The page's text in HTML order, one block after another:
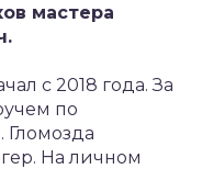
мастера
с 2018 года. За
по
На личном